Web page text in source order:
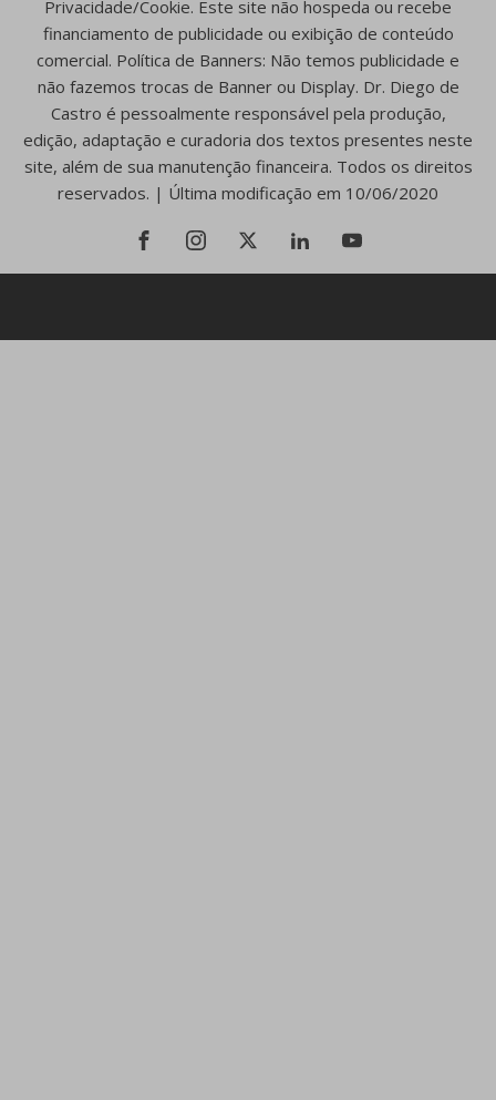
Privacidade/Cookie. Este site não hospeda ou recebe
financiamento de publicidade ou exibição de conteúdo
comercial. Política de Banners: Não temos publicidade e
não fazemos trocas de Banner ou Display. Dr. Diego de
Castro é pessoalmente responsável pela produção,
edição, adaptação e curadoria dos textos presentes neste
site, além de sua manutenção financeira. Todos os direitos
reservados. | Última modificação em 10/06/2020